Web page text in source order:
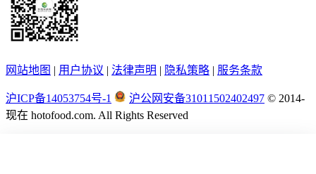
网站地图 | 用户协议 | 法律声明 | 隐私策略 | 服务条款
沪ICP备14053754号-1 沪公网安备31011502402497 © 2014-
现在 hotofood.com. All Rights Reserved